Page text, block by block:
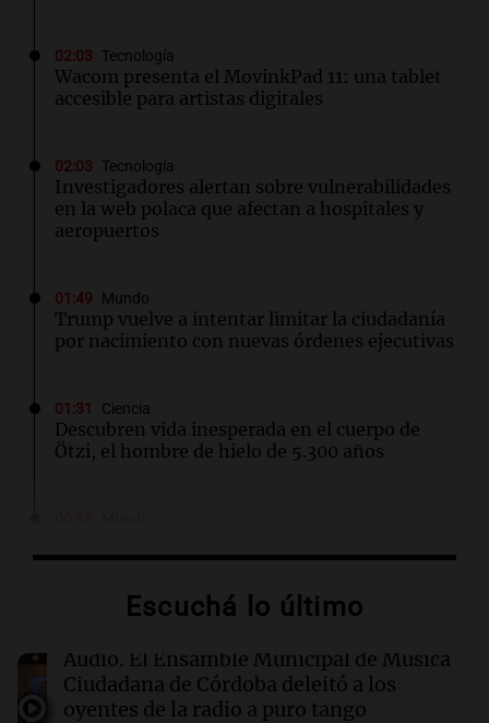
02:03 Tecnología
Wacom presenta el MovinkPad 11: una tablet
accesible para artistas digitales
02:03 Tecnología
Investigadores alertan sobre vulnerabilidades
en la web polaca que afectan a hospitales y
aeropuertos
01:49 Mundo
Trump vuelve a intentar limitar la ciudadanía
por nacimiento con nuevas órdenes ejecutivas
01:31 Ciencia
Descubren vida inesperada en el cuerpo de
Ötzi, el hombre de hielo de 5.300 años
escuelas y actividades turísticas en varias
00:32 Clima
Clima en Salta: cómo estará el tiempo este
sábado 8 de agosto
Escuchá lo último
Audio. El Ensamble Municipal de Música
Ciudadana de Córdoba deleitó a los
oyentes de la radio a puro tango